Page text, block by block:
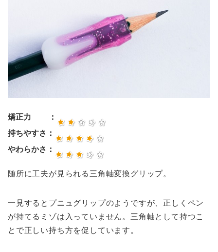
矯正力 ：
持ちやすさ：
やわらかさ：
随所に工夫が見られる三角軸変換グリップ。
一見するとプニュグリップのようですが、正しくペン
が持てるミゾは入っていません。三角軸として持つこ
とで正しい持ち方を促しています。